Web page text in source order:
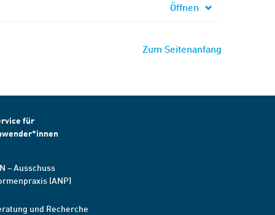
Öffnen
Zum Seitenanfang
für
– Ausschuss
(ANP)
und Recherche